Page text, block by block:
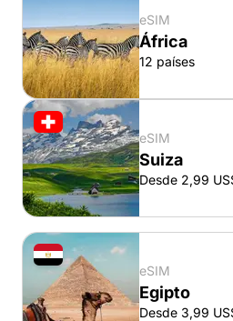
eSIM
África
12 países
eSIM
Suiza
Desde 2,99
eSIM
Egipto
Desde 3,99